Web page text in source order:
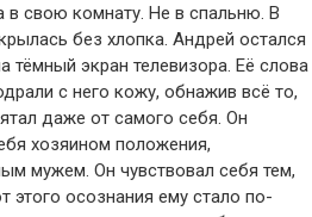
в свою комнату. Не в спальню. В
без хлопка. Андрей остался
тёмный экран телевизора. Её слова
с него кожу, обнажив всё то,
даже от самого себя. Он
хозяином положения,
мужем. Он чувствовал себя тем,
этого осознания ему стало по-